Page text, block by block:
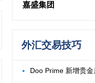
嘉盛集团
外汇交易技巧